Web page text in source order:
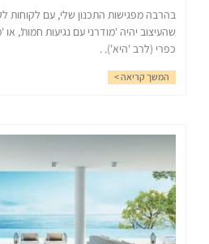
בהרבה מפגישות התכנון שלי, עם לקוחות
שהעיצוב יהיה 'מודרני עם נגיעות חמות',
כפרי (לרב 'היא'). .
המשך קריאה >